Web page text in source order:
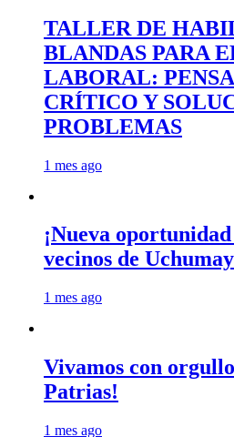
TALLER DE
BLANDAS PARA
LABORAL:
CRÍTICO Y
PROBLEMAS
1 mes ago
¡Nueva
vecinos de
1 mes ago
Vivamos con
Patrias!
1 mes ago